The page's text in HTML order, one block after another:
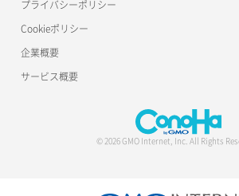
プライバシーポリシー
Cookieポリシー
企業概要
サービス概要
© 2026 GMO Internet, Inc. All Rights